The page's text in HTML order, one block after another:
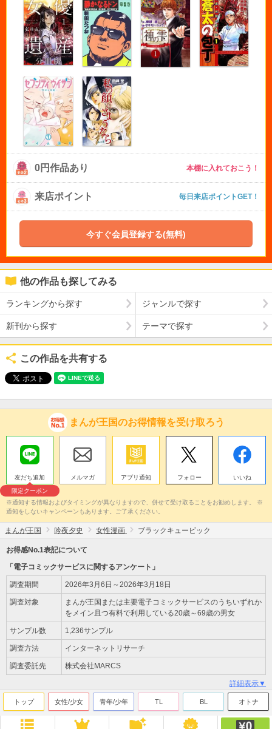
0円作品あり 本棚に入れておこう！
来店ポイント 毎日来店ポイントGET！
今すぐ会員登録する(無料)
他の作品も探してみる
ランキングから探す ジャンルで探す
新刊から探す テーマで探す
この作品を共有する
まんが王国のお得情報を受け取ろう
友だち追加
限定クーポン
メルマガ アプリ通知 フォロー いいね
※通知する情報およびタイミングが異なりますので、併せて受け取ることをお勧めします。 ※
通知をしないキャンペーンもあります。ご了承ください。
まんが王国 吟夜夕史 女性漫画 ブラックキュービック
お得感No.1表記について
「電子コミックサービスに関するアンケート」
調査期間 2026年3月6日～2026年3月18日
調査対象
まんが王国または主要電子コミックサービスのうちいずれか
をメイン且つ有料で利用している20歳～69歳の男女
サンプル数 1,236サンプル
調査方法 インターネットリサーチ
調査委託先 株式会社MARCS
詳細表示▼
トップ 女性/少女 青年/少年 TL BL オトナ